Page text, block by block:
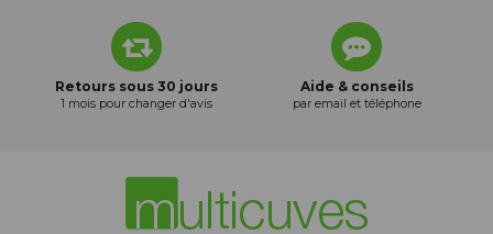
Retours sous 30 jours
1 mois pour changer d'avis
Aide & conseils
par email et téléphone